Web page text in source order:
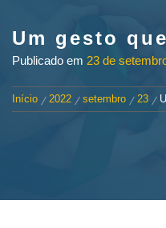
Um gesto
Publicado em 23 de
Início 2022 setembro 23